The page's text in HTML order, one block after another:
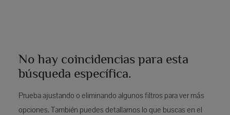
No hay coincidencias para esta
búsqueda específica.
Prueba ajustando o eliminando algunos filtros para ver más
opciones. También puedes detallarnos lo que buscas en el